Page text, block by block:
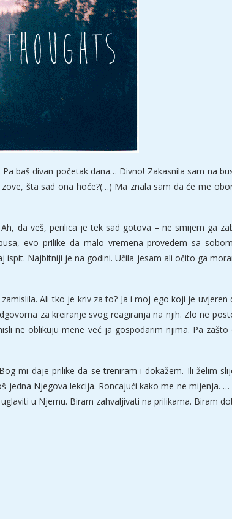
baš divan početak dana… Divno! Zakasnila sam na
šta sad ona hoće?(…) Ma znala sam da će me
da veš, perilica je tek sad gotova – ne smijem ga
evo prilike da malo vremena provedem sa
Najbitniji je na godini. Učila jesam ali očito ga
Ali tko je kriv za to? Ja i moj ego koji je
za kreiranje svog reagiranja na njih. Zlo ne
ne oblikuju mene već ja gospodarim njima. Pa
mi daje prilike da se treniram i dokažem. Ili želim
Njegova lekcija. Roncajući kako me ne mijenja.
u Njemu. Biram zahvaljivati na prilikama. Biram